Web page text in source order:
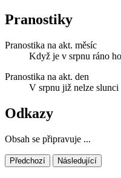
Pranostiky
Pranostika na akt. měsíc
Když je v srpnu ráno
Pranostika na akt. den
V srpnu již nelze slunci
Odkazy
Obsah se připravuje ...
Předchozí Následující